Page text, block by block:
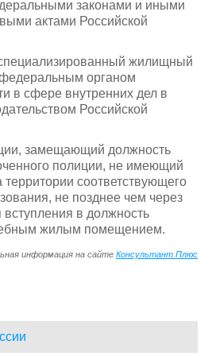
законами и иными
актами Российской
жилищный
органом
в сфере внутренних дел в
Российской
замещающий должность
полиции, не имеющий
соответствующего
не позднее чем через
в должность
жилым помещением.
информация на сайтеКонсультант Плюс